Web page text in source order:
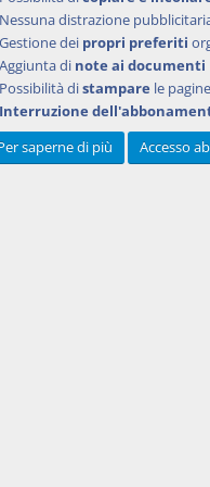
del
Nessuna distrazione
Gestione dei propri preferiti
Aggiunta di note ai documenti
Possibilità distampare le pagine
Interruzione
saperne di più
Accesso